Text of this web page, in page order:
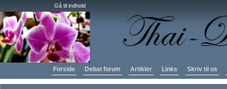
Gå til indhold
Forside Debat forum Artikler Links Skriv til os